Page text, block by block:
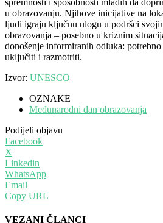
spremnosti i sposobnosti mladih da
u obrazovanju. Njihove inicijative na
ljudi igraju ključnu ulogu u podršci
obrazovanja – posebno u kriznim
donošenje informiranih odluka:
uključiti i razmotriti.
Izvor: UNESCO
OZNAKE
Međunarodni dan obrazovanja
Podijeli objavu
Facebook
X
Linkedin
WhatsApp
Email
Copy URL
VEZANI ČLANCI